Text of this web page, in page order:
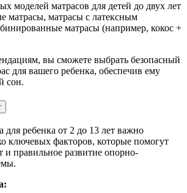
моделей матрасов для детей до двух лет
матрасы, матрасы с латексным
матрасы (например, кокос +
вы сможете выбрать безопасный
для вашего ребенка, обеспечив ему
сон.
для ребенка от 2 до 13 лет важно
ключевых факторов, которые помогут
и правильное развитие опорно-